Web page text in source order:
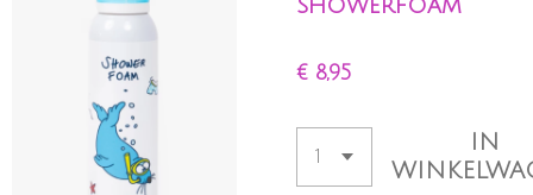
showerfoam
€ 8,95
IN